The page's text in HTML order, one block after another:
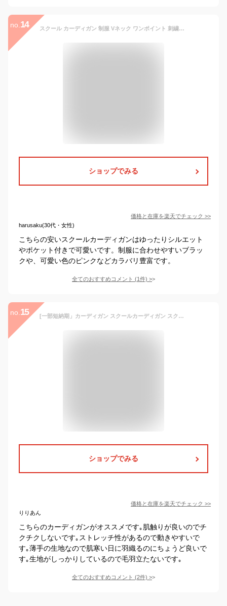
no. 14 スクール カーディガン 制服 Vネック ワンポイント 刺繍入り カーディガンコットン ニット カーデガン レディース 入学 通学 高校生 中学生 ホワイト ブラック ベージュ イエロー グレー ピンク ブルー
ショップでみる
価格と在庫を楽天でチェック >>
harusaku(30代・女性)
こちらの安いスクールカーディガンはゆったりシルエット
やポケット付きで可愛いです。制服に合わせやすいブラッ
クや、可愛い色のピンクなどカラバリ豊富です。
全てのおすすめコメント (1件) >
no. 15 [一部短納期」カーディガン スクールカーディガン スクール Vネック オフィス 制服 カーディガン レディース 春 高校生 学生服 ニット コットン 100％ ユニフォーム コスチューム 男女兼用 制服 学生服 女の子 スーツ 卒業式 女子高生制服 JK制服 コスプレ 衣装 送料無料
ショップでみる
価格と在庫を楽天でチェック >>
りりあん
こちらのカーディガンがオススメです｡肌触りが良いのでチ
クチクしないです｡ストレッチ性があるので動きやすいで
す｡薄手の生地なので肌寒い日に羽織るのにちょうど良いで
す｡生地がしっかりしているので毛羽立たないです｡
全てのおすすめコメント (2件) >